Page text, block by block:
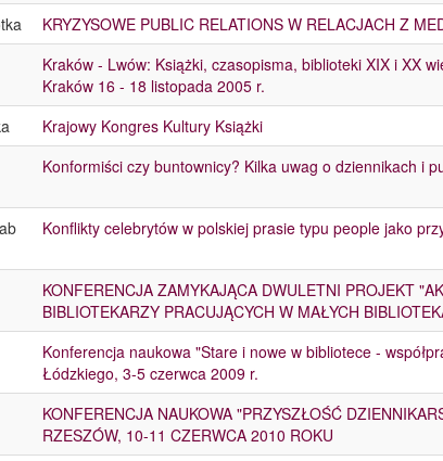
KRYZYSOWE PUBLIC RELATIONS W RELACJACH Z
Kraków - Lwów: Książki, czasopisma, biblioteki XIX i XX
Kraków 16 - 18 listopada 2005 r.
Krajowy Kongres Kultury Książki
Konformiści czy buntownicy? Kilka uwag o dziennikach i
Konflikty celebrytów w polskiej prasie typu people jako
KONFERENCJA ZAMYKAJĄCA DWULETNI PROJEKT
BIBLIOTEKARZY PRACUJĄCYCH W MAŁYCH
Konferencja naukowa "Stare i nowe w bibliotece -
Łódzkiego, 3-5 czerwca 2009 r.
KONFERENCJA NAUKOWA "PRZYSZŁOŚĆ
RZESZÓW, 10-11 CZERWCA 2010 ROKU